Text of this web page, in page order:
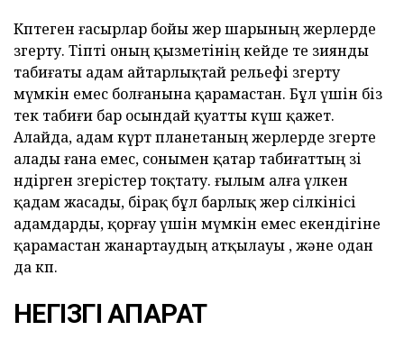
Көптеген ғасырлар бойы жер шарының жерлерде
өзгерту. Тіпті оның қызметінің кейде өте зиянды
табиғаты адам айтарлықтай рельефі өзгерту
мүмкін емес болғанына қарамастан. Бұл үшін біз
тек табиғи бар осындай қуатты күш қажет.
Алайда, адам күрт планетаның жерлерде өзгерте
алады ғана емес, сонымен қатар табиғаттың өзі
өндірген өзгерістер тоқтату. ғылым алға үлкен
қадам жасады, бірақ бұл барлық жер сілкінісі
адамдарды, қорғау үшін мүмкін емес екендігіне
қарамастан жанартаудың атқылауы , және одан
да көп.
НЕГІЗГІ АҚПАРАТ